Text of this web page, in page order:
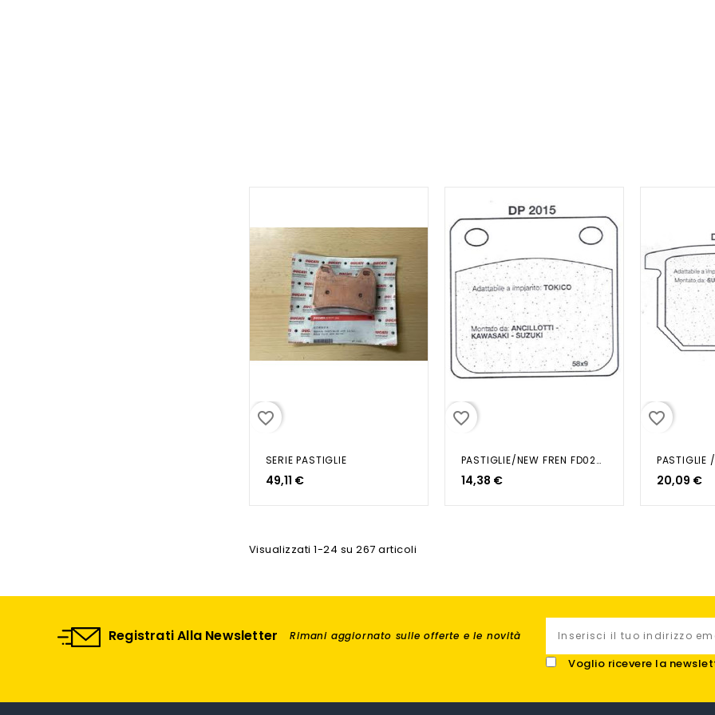
favorite_border
SERIE PASTIGLIE
49,11 €
favorite_border
PASTIGLIE/NEW FREN FD022 SGR 656512
14,38 €
favorite_border
20,09 €
Visualizzati 1-24 su 267 articoli
Registrati Alla Newsletter Rimani aggiornato sulle offerte e le novità
Voglio ricevere la